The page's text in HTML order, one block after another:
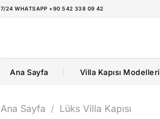
7/24 WHATSAPP +90 542 338 09 42
Ana Sayfa Villa Kapısı Modelleri
Ana Sayfa / Lüks Villa Kapısı